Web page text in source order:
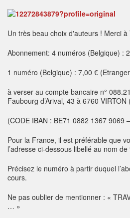
Un très beau choix d'auteurs ! Merci à
Abonnement: 4 numéros (Belgique) :
1 numéro (Belgique) : 7,00 €
à verser au compte bancaire n°
Faubourg d’Arival, 43 à 6760 VIRTON
(CODE IBAN : BE71 0882 1367 9069
Pour la France, il est préférable que
l’adresse ci-dessous libellé au nom de
Précisez le numéro à partir duquel
cours.
Ne pas oublier de mentionner : «
… »